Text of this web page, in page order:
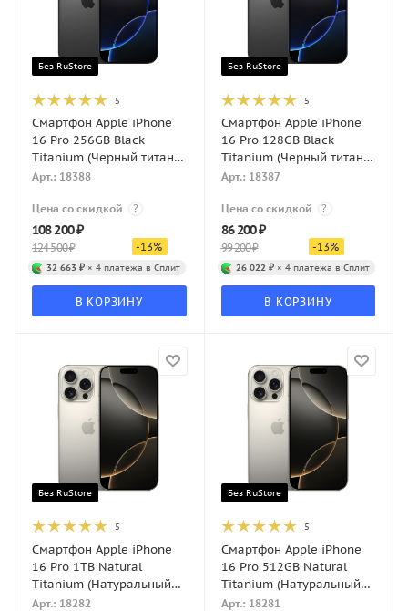
Без RuStore
5
Смартфон Apple iPhone
16 Pro 256GB Black
Titanium (Черный титан)
Dual-SIM
Арт.: 18388
Цена со скидкой ?
108 200₽
124 500₽ -13%
32 663 ₽ × 4 платежа в Сплит
В КОРЗИНУ
Без RuStore
5
Смартфон Apple iPhone
16 Pro 128GB Black
Titanium (Черный титан)
Dual-SIM
Арт.: 18387
Цена со скидкой ?
86 200₽
99 200₽ -13%
26 022 ₽× 4 платежа в Сплит
В КОРЗИНУ
Без RuStore
5
Смартфон Apple iPhone
16 Pro 1TB Natural
Titanium (Натуральный
титан) eSIM
Арт.: 18282
Без RuStore
5
Смартфон Apple iPhone
16 Pro 512GB Natural
Titanium (Натуральный
титан) eSIM
Арт.: 18281